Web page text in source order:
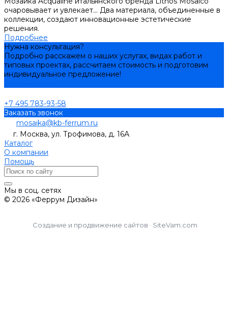
очаровывает и увлекает... Два материала, объединенные в
коллекции, создают инновационные эстетические
решения.
Подробнее
Нужна консультация?
Подробно расскажем о наших услугах, видах работ и
типовых проектах, рассчитаем стоимость и подготовим
индивидуальное предложение!
+7 495 783-93-58
Заказать звонок
mosaika@kb-ferrum.ru
г. Москва, ул. Трофимова, д. 16А
Каталог
О компании
Помощь
Мы в соц. сетях
© 2026 «Феррум Дизайн»
Создание и продвижение сайтов · SiteVam.com